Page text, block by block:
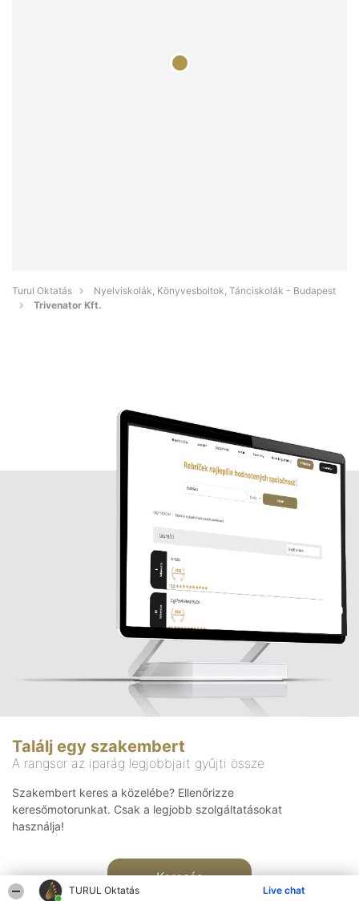
TURUL Oktatás Live chat
Turul Oktatás
Nyelviskolák, Könyvesboltok, Tánciskolák - Budapest
Trivenator Kft.
Találj egy szakembert
A rangsor az iparág legjobbjait gyűjti össze
Szakembert keres a közelébe? Ellenőrizze
keresőmotorunkat. Csak a legjobb szolgáltatásokat
használja!
Keresés